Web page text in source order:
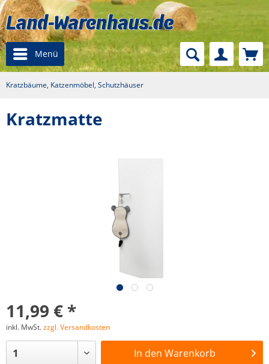
Menü
Kratzbäume, Katzenmöbel, Schutzhäuser
Kratzmatte
11,99 € *
inkl. MwSt.zzgl. Versandkosten
In den Warenkorb